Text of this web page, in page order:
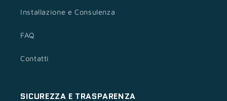
Installazione e Consulenza
FAQ
Contatti
SICUREZZA E TRASPARENZA